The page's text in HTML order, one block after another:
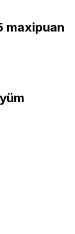
maxipuan